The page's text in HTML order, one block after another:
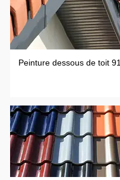
Peinture dessous de toit 91